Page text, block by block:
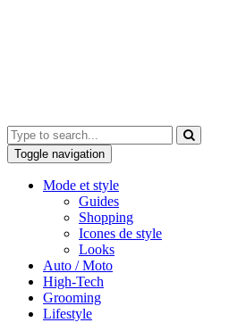
Toggle navigation
Mode et style
Guides
Shopping
Icones de style
Looks
Auto / Moto
High-Tech
Grooming
Lifestyle